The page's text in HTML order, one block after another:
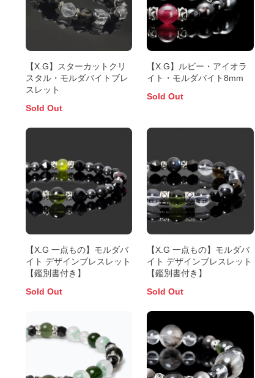
【X.G】スターカットクリ
スタル・モルダバイトブレ
スレット
Sold Out
【X.G】ルビー・アイオラ
イト・モルダバイト8mm
Sold Out
【X.G 一点もの】モルダバ
イト デザインブレスレット
【鑑別書付き】
Sold Out
【X.G 一点もの】モルダバ
イト デザインブレスレット
【鑑別書付き】
Sold Out